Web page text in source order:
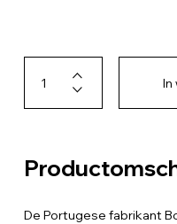
In
De Portugese fabrikant